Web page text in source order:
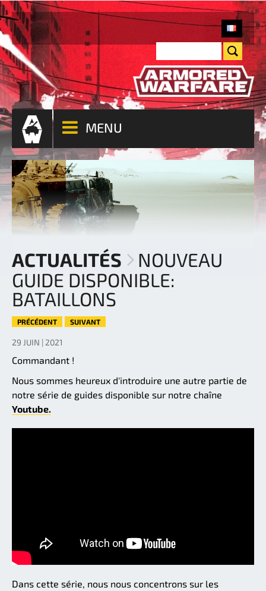
MENU
ACTUALITÉS
NOUVEAU
GUIDE DISPONIBLE:
BATAILLONS
PRÉCÉDENT SUIVANT
29 JUIN | 2021
Commandant !
Nous sommes heureux d'introduire une autre partie de
notre série de guides disponible sur notre chaîne
Youtube.
Dans cette série, nous nous concentrons sur les